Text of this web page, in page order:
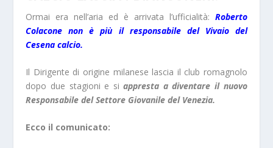
Ormai era nell’aria ed è arrivata l’ufficialità: Roberto
Colacone non è più il responsabile del Vivaio del
Cesena calcio.
Il Dirigente di origine milanese lascia il club romagnolo
dopo due stagioni e siappresta a diventare il nuovo
Responsabile del Settore Giovanile del Venezia.
Ecco il comunicato: